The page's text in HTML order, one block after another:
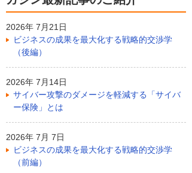
2026年 7月21日
ビジネスの成果を最大化する戦略的交渉学
（後編）
2026年 7月14日
サイバー攻撃のダメージを軽減する「サイバ
ー保険」とは
2026年 7月 7日
ビジネスの成果を最大化する戦略的交渉学
（前編）